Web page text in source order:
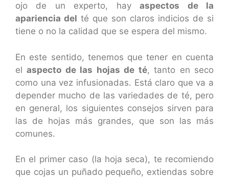
ojo de un experto, hayaspectos de la
apariencia del té que son claros indicios de si
tiene o no la calidad que se espera del mismo.
En este sentido, tenemos que tener en cuenta
elaspecto de las hojas de té, tanto en seco
como una vez infusionadas. Está claro que va a
depender mucho de las variedades de té, pero
en general, los siguientes consejos sirven para
las de hojas más grandes, que son las más
comunes.
En el primer caso (la hoja seca), te recomiendo
que cojas un puñado pequeño, extiendas sobre